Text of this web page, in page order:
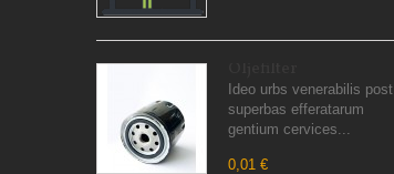
Ideo urbs venerabilis post
superbas efferatarum
gentium cervices...
0,01 €